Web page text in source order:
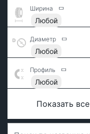
Ширина
Любой
Диаметр
Любой
Профиль
Любой
Показать все